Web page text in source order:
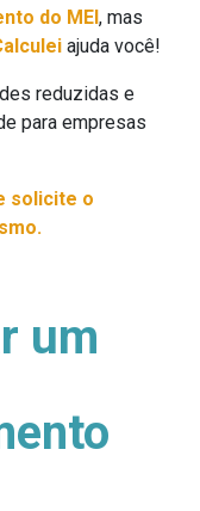
do MEI, mas
ajuda você!
reduzidas e
para empresas
solicite o
um